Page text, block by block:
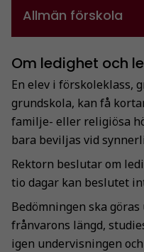
Allmän förskola
Om ledighet och
En elev i förskoleklass,
grundskola, kan få
familje- eller religiösa
bara beviljas vid
Rektorn beslutar om
tio dagar kan beslutet
Bedömningen ska
frånvarons längd,
igen undervisningen